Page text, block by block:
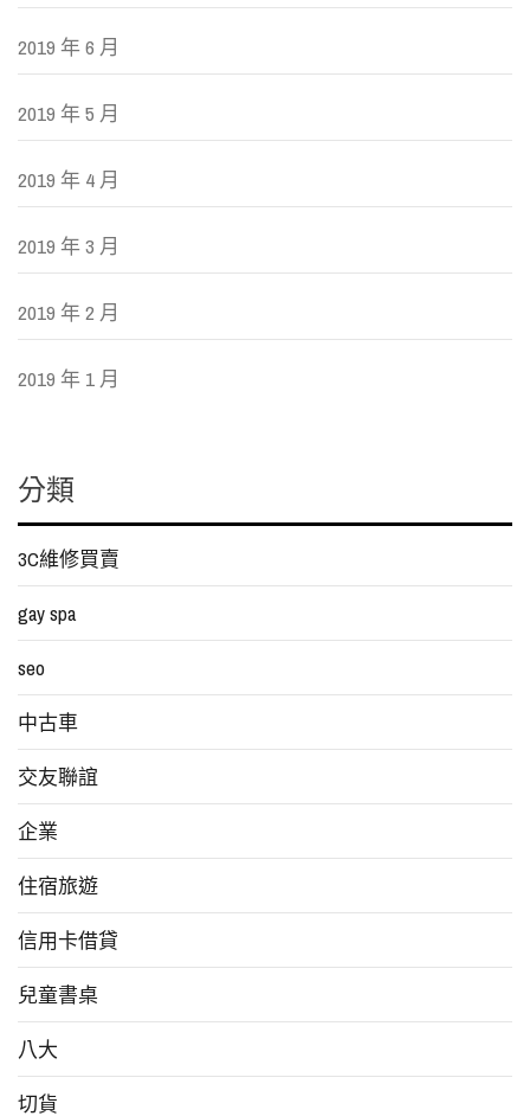
2019 年 6 月
2019 年 5 月
2019 年 4 月
2019 年 3 月
2019 年 2 月
2019 年 1 月
分類
3C維修買賣
gay spa
seo
中古車
交友聯誼
企業
住宿旅遊
信用卡借貸
兒童書桌
八大
切貨